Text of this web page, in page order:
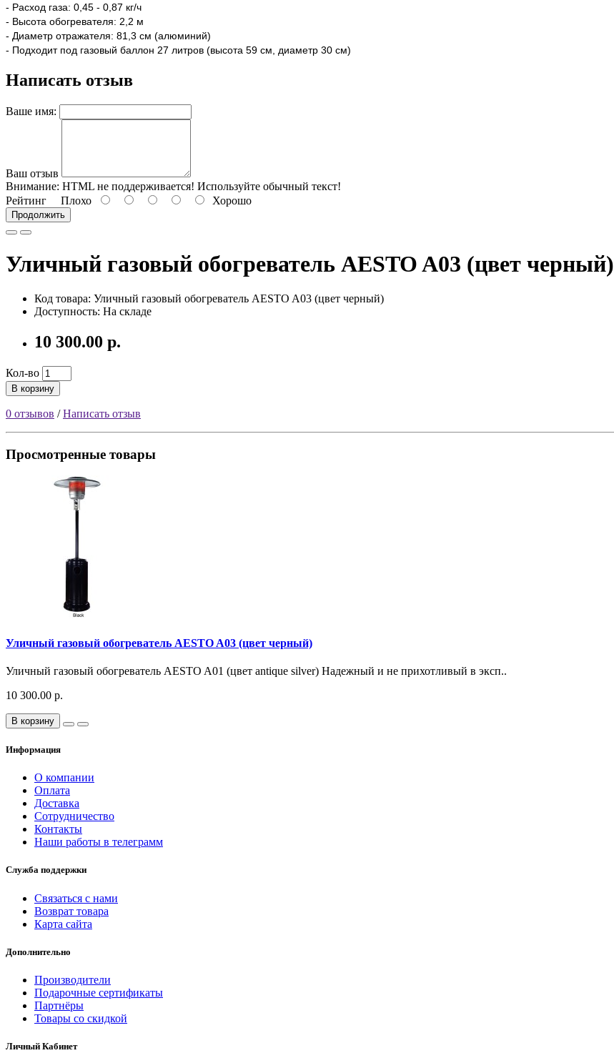
- Расход газа: 0,45 - 0,87 кг/ч
- Высота обогревателя: 2,2 м
- Диаметр отражателя: 81,3 см (алюминий)
- Подходит под газовый баллон 27 литров (высота 59 см, диаметр 30 см)
Написать отзыв
Ваше имя:
Ваш отзыв
Внимание: HTML не поддерживается! Используйте обычный текст!
Рейтинг Плохо Хорошо
Продолжить
Уличный газовый обогреватель AESTO A03 (цвет черный)
Код товара: Уличный газовый обогреватель AESTO A03 (цвет черный)
Доступность: На складе
10 300.00 р.
Кол-во
В корзину
0 отзывов /Написать отзыв
Просмотренные товары
Уличный газовый обогреватель AESTO A03 (цвет черный)
Уличный газовый обогреватель AESTO A01 (цвет antique silver) Надежный и не прихотливый в эксп..
10 300.00 р.
В корзину
Информация
О компании
Оплата
Доставка
Сотрудничество
Контакты
Наши работы в телеграмм
Служба поддержки
Связаться с нами
Возврат товара
Карта сайта
Дополнительно
Производители
Подарочные сертификаты
Партнёры
Товары со скидкой
Личный Кабинет